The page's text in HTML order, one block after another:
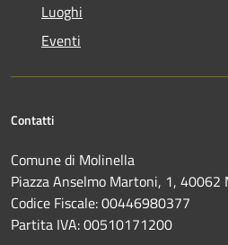
Luoghi
Eventi
Contatti
Comune di Molinella
Piazza Anselmo Martoni, 1, 40062
Codice Fiscale: 00446980377
Partita IVA: 00510171200